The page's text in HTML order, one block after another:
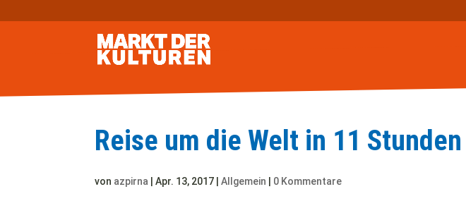
Reise um die Welt in 11 Stunden
von azpirna |Apr. 13, 2017 |Allgemein 0 Kommentare